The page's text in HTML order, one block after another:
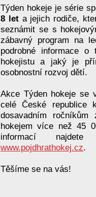
Týden hokeje je série
8 leta jejich rodiče,
seznámit se s
zábavný program na
podrobné informace
hokejistu a jaký je
osobnostní rozvoj dětí.
Akce Týden hokeje se
celé České
dosavadním
hokejem více než 45
informací
www.pojdhrathokej.cz.
Těšíme se na vás!